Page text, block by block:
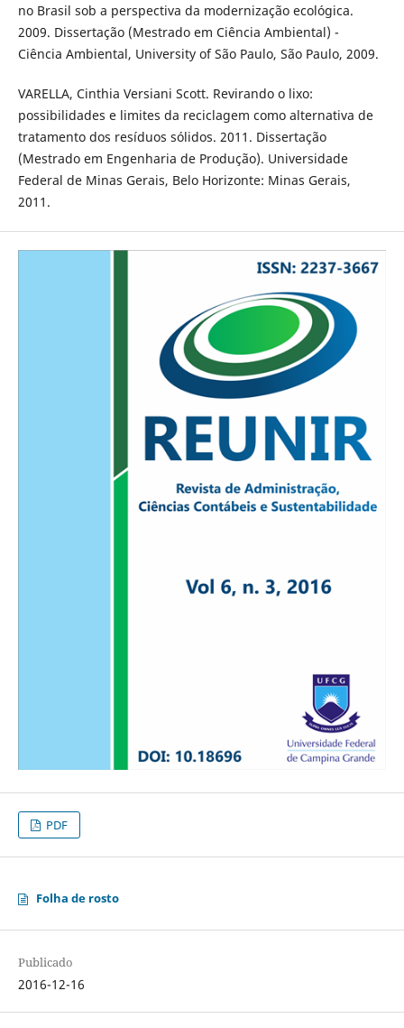
no Brasil sob a perspectiva da modernização ecológica.
2009. Dissertação (Mestrado em Ciência Ambiental) -
Ciência Ambiental, University of São Paulo, São Paulo, 2009.
VARELLA, Cinthia Versiani Scott. Revirando o lixo:
possibilidades e limites da reciclagem como alternativa de
tratamento dos resíduos sólidos. 2011. Dissertação
(Mestrado em Engenharia de Produção). Universidade
Federal de Minas Gerais, Belo Horizonte: Minas Gerais,
2011.
PDF
Folha de rosto
Publicado
2016-12-16